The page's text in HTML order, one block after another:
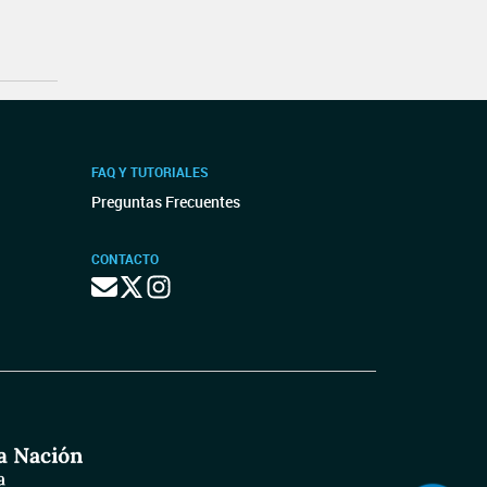
FAQ Y TUTORIALES
Preguntas Frecuentes
CONTACTO